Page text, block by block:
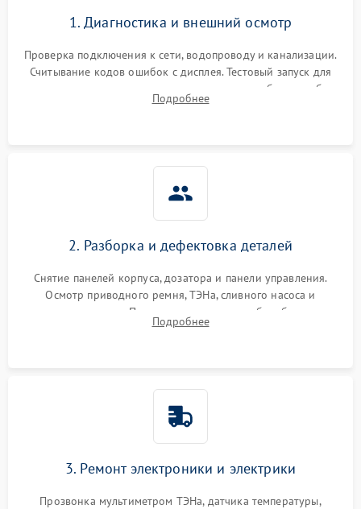
1. Диагностика и внешний осмотр
Проверка подключения к сети, водопроводу и канализации.
Считывание кодов ошибок с дисплея. Тестовый запуск для
выявления посторонних шумов, протечек или сбоев в работе
электронного модуля управления.
Подробнее
2. Разборка и дефектовка деталей
Снятие панелей корпуса, дозатора и панели управления.
Осмотр приводного ремня, ТЭНа, сливного насоса и
амортизаторов. Проверка подшипников барабана и
крестовины на износ, а манжеты люка на разрывы.
Подробнее
3. Ремонт электроники и электрики
Прозвонка мультиметром ТЭНа, датчика температуры,